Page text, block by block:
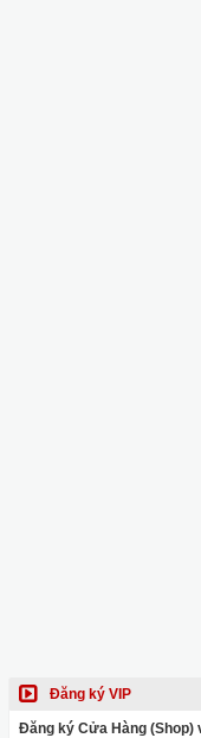
Đăng ký VIP
Đăng ký Cửa Hàng (Shop)